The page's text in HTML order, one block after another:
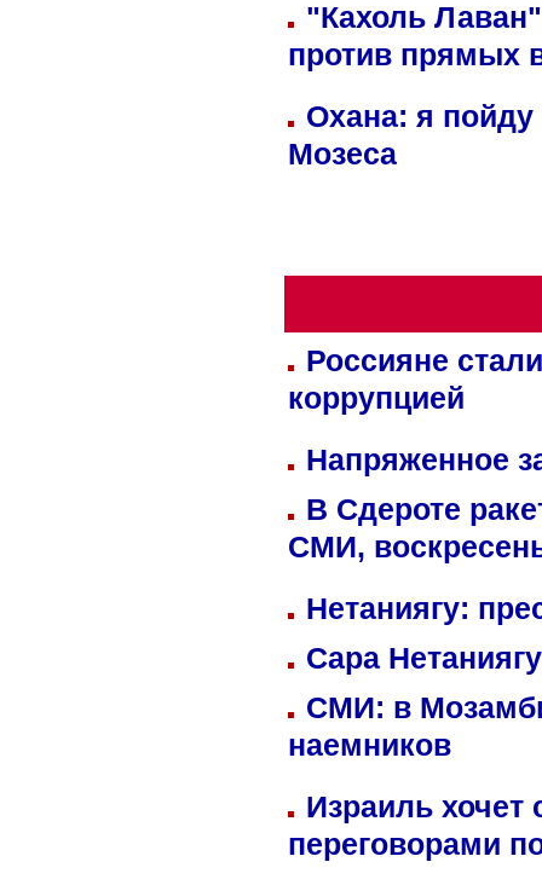
"Кахоль
против прямых
Охана: я пойду
Мозеса
Россияне
коррупцией
Напряженное
В Сдероте
СМИ,
Нетаниягу:
Сара
СМИ: в
наемников
Израиль хочет
переговорами